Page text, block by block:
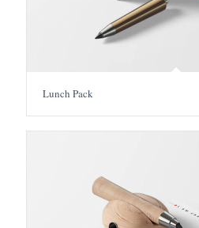
Lunch Pack